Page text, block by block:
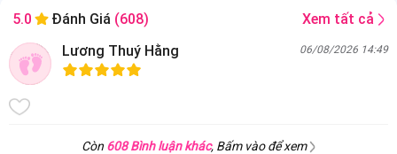
Nhà sản xuất
Danone
5.0 Đánh Giá (608)
Xem tất cả
Lương Thuý Hằng
06/08/2026 14:49
Còn 608 Bình luận khác, Bấm vào để xem